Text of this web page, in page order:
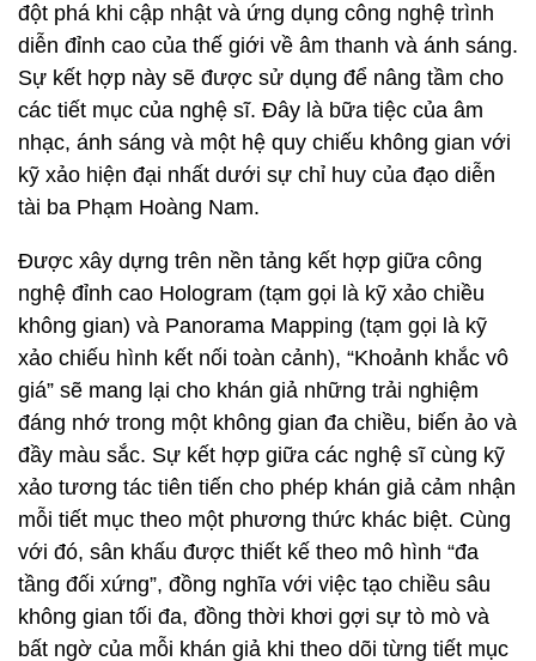
đột phá khi cập nhật và ứng dụng công nghệ trình
diễn đỉnh cao của thế giới về âm thanh và ánh sáng.
Sự kết hợp này sẽ được sử dụng để nâng tầm cho
các tiết mục của nghệ sĩ. Đây là bữa tiệc của âm
nhạc, ánh sáng và một hệ quy chiếu không gian với
kỹ xảo hiện đại nhất dưới sự chỉ huy của đạo diễn
tài ba Phạm Hoàng Nam.
Được xây dựng trên nền tảng kết hợp giữa công
nghệ đỉnh cao Hologram (tạm gọi là kỹ xảo chiều
không gian) và Panorama Mapping (tạm gọi là kỹ
xảo chiếu hình kết nối toàn cảnh), “Khoảnh khắc vô
giá” sẽ mang lại cho khán giả những trải nghiệm
đáng nhớ trong một không gian đa chiều, biến ảo và
đầy màu sắc. Sự kết hợp giữa các nghệ sĩ cùng kỹ
xảo tương tác tiên tiến cho phép khán giả cảm nhận
mỗi tiết mục theo một phương thức khác biệt. Cùng
với đó, sân khấu được thiết kế theo mô hình “đa
tầng đối xứng”, đồng nghĩa với việc tạo chiều sâu
không gian tối đa, đồng thời khơi gợi sự tò mò và
bất ngờ của mỗi khán giả khi theo dõi từng tiết mục